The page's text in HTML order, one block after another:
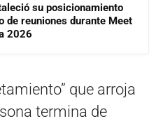
su posicionamiento
de reuniones durante Meet
2026
que arroja
termina de